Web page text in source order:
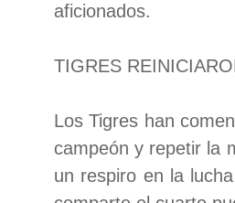
aficionados.
TIGRES
Los Tigres han
campeón y repetir la
un respiro en la